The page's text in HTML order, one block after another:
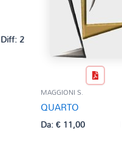
Diff: 2
MAGGIONI S.
QUARTO
Da:€11,00